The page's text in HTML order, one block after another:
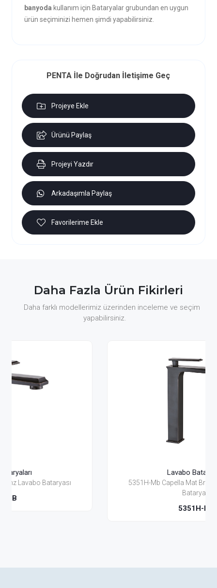
banyoda kullanım için Bataryalar grubundan en uygun
ürün seçiminizi hemen şimdi yapabilirsiniz.
PENTA İle Doğrudan İletişime Geç
Projeye Ekle
Ürünü Paylaş
Projeyi Yazdır
Arkadaşımla Paylaş
Favorilerime Ekle
Daha Fazla Ürün Fikirleri
Daha farklı modellerimiz üzerinden inceleme ve seçim
yapabilirsiniz.
5351H-Mb Capella Mat Bronz Yüksek Lavabo